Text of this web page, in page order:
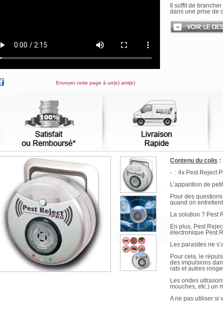
Envoyer cette page à un(e) ami(e)
Contenu du colis :
- : 4x Pest Reject
L’apparition de
Pour des
quand on
La solution ? Pest
En plus, Pest
électronique Pest
Les parasites ne
Pour cela, le
des impulsions
rats et autres
Les ondes
mouches, etc.) un
A ne pas utiliser si
Il suffit de
dans une prise de